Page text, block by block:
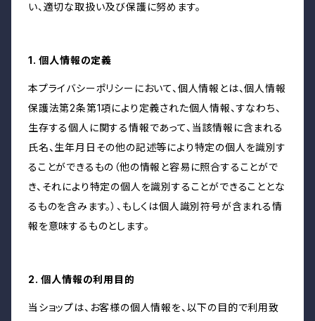
い、適切な取扱い及び保護に努めます。
1. 個人情報の定義
本プライバシーポリシーにおいて、個人情報とは、個人情報
保護法第2条第1項により定義された個人情報、すなわち、
生存する個人に関する情報であって、当該情報に含まれる
氏名、生年月日その他の記述等により特定の個人を識別す
ることができるもの（他の情報と容易に照合することがで
き、それにより特定の個人を識別することができることとな
るものを含みます。）、もしくは個人識別符号が含まれる情
報を意味するものとします。
2. 個人情報の利用目的
当ショップは、お客様の個人情報を、以下の目的で利用致